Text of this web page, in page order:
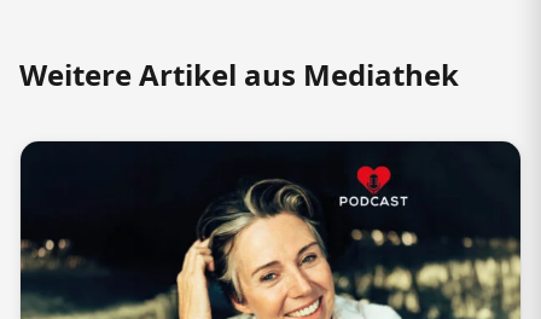
Weitere Artikel aus Mediathek